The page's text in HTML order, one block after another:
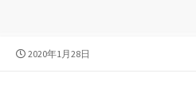
公
2020年1月28日